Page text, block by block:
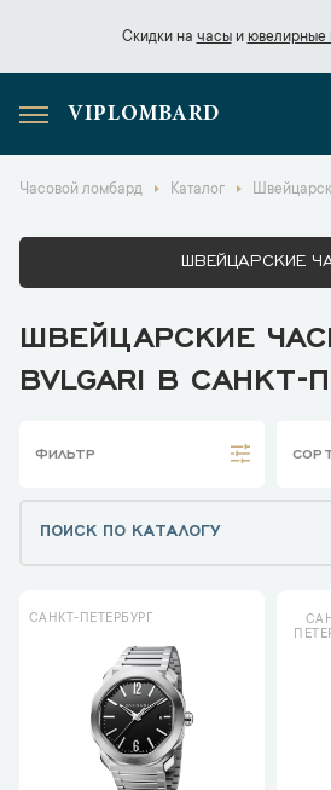
Скидки на часыи ювелирные
Скидки начасы
VIPLOMBARD
Часовой ломбард Каталог
ШВЕЙЦАРСКИЕ
ШВЕЙЦАРСКИЕ
BVLGARI В САНКТ-
ФИЛЬТР
САНКТ-ПЕТЕРБУРГ